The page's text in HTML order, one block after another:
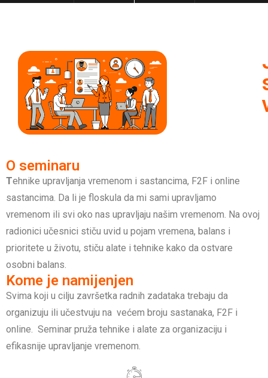
O seminaru
Tehnike upravljanja vremenom i sastancima, F2F i online
sastancima. Da li je floskula da mi sami upravljamo
vremenom ili svi oko nas upravljaju našim vremenom. Na ovoj
radionici učesnici stiču uvid u pojam vremena, balans i
prioritete u životu, stiču alate i tehnike kako da ostvare
osobni balans.
Kome je namijenjen
Svima koji u cilju završetka radnih zadataka trebaju da
organizuju ili učestvuju na većem broju sastanaka, F2F i
online. Seminar pruža tehnike i alate za organizaciju i
efikasnije upravljanje vremenom.